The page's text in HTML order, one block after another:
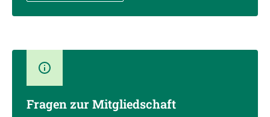
Fragen zur Mitgliedschaft